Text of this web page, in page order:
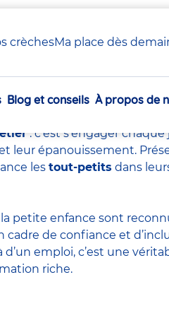
crèchesMa place dès
Blog et conseils À propos de
: c’est s’engager
leur épanouissement.
les tout-petits dans
petite enfance sont
cadre de confiance et
emploi, c’est une
riche.